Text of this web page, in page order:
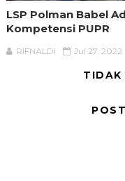
LSP Polman Babel
Kompetensi PUPR
RIFNALDI Jul 27, 2022
TIDAK